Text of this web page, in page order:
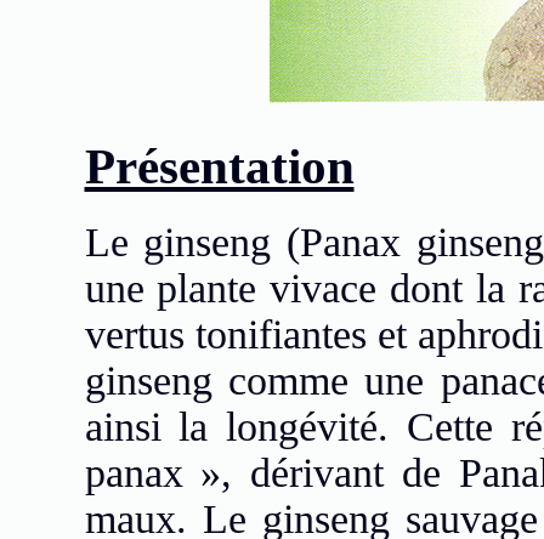
Présentation
Le ginseng (Panax
une plante vivace dont la
vertus tonifiantes et
ginseng comme une
ainsi la longévité. Cette
panax », dérivant de
maux. Le ginseng